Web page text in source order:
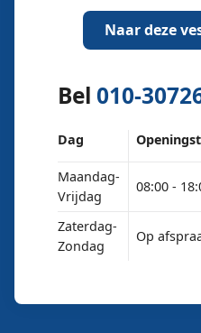
Naar deze
Bel 010-
Dag
Maandag-
Vrijdag
08:00 -
Zaterdag-
Zondag
Op